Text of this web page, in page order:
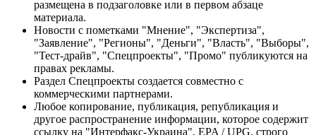
размещена в подзаголовке или в первом абзаце
материала.
Новости с пометками "Мнение", "Экспертиза",
"Заявление", "Регионы", "Деньги", "Власть", "Выборы",
"Тест-драйв", "Спецпроекты", "Промо" публикуются на
правах рекламы.
Раздел Спецпроекты создается совместно с
коммерческими партнерами.
Любое копирование, публикация, републикация и
другое распространение информации, которое содержит
ссылку на "Интерфакс-Украина", EPA / UPG, строго